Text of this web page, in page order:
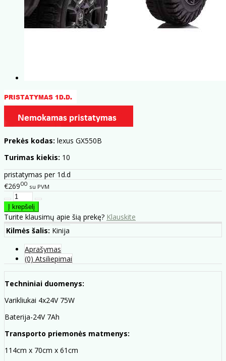
Prekės kodas: lexus GX550B
Turimas kiekis: 10
pristatymas per 1d.d
€26900 su PVM
Turite klausimų apie šią prekę? Klauskite
Kilmės šalis: Kinija
Aprašymas
(0) Atsiliepimai
Techniniai duomenys:
Varikliukai 4x24V 75W
Baterija-24V 7Ah
Transporto priemonės matmenys:
114cm x 70cm x 61cm